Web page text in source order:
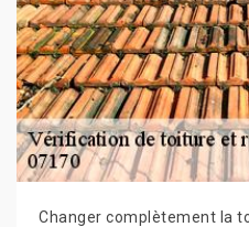
Changer complètement la